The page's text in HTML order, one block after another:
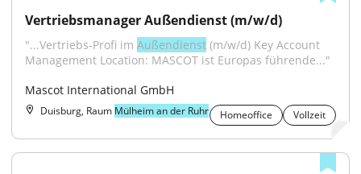
Vertriebsmanager Außendienst (m/w/d)
"...Vertriebs-Profi im Außendienst (m/w/d) Key Account
Management Location: MASCOT ist Europas führende..."
Mascot International GmbH
Duisburg, Raum Mülheim an der Ruhr Homeoffice Vollzeit